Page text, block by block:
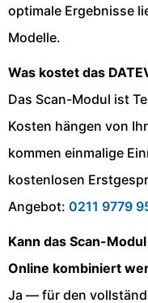
optimale Ergebnisse
Modelle.
Was kostet das
Das Scan-Modul ist
Kosten hängen von
kommen einmalige
kostenlosen
Angebot: 0211 9779
Kann das Scan-
Online kombiniert
Ja — für den